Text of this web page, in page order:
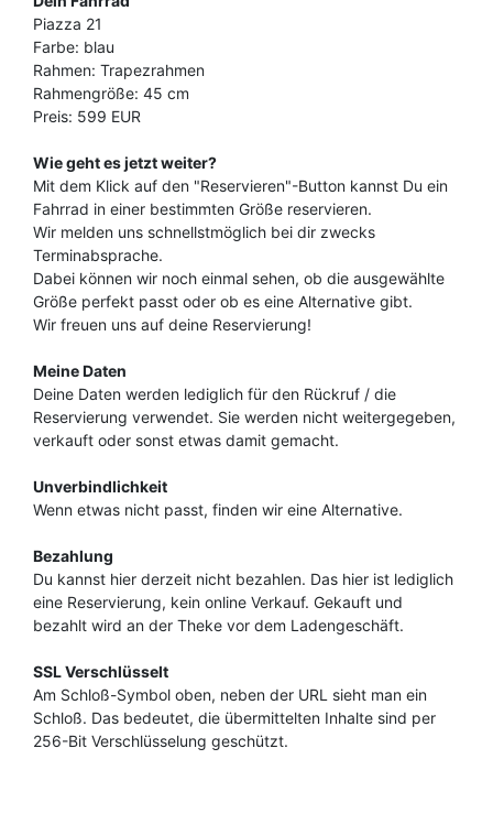
Piazza 21
Farbe: blau
Rahmen: Trapezrahmen
Rahmengröße: 45 cm
Preis: 599 EUR
Wie geht es jetzt weiter?
Mit dem Klick auf den "Reservieren"-Button kannst Du ein
Fahrrad in einer bestimmten Größe reservieren.
Wir melden uns schnellstmöglich bei dir zwecks
Terminabsprache.
Dabei können wir noch einmal sehen, ob die ausgewählte
Größe perfekt passt oder ob es eine Alternative gibt.
Wir freuen uns auf deine Reservierung!
Meine Daten
Deine Daten werden lediglich für den Rückruf / die
Reservierung verwendet. Sie werden nicht weitergegeben,
verkauft oder sonst etwas damit gemacht.
Unverbindlichkeit
Wenn etwas nicht passt, finden wir eine Alternative.
Bezahlung
Du kannst hier derzeit nicht bezahlen. Das hier ist lediglich
eine Reservierung, kein online Verkauf. Gekauft und
bezahlt wird an der Theke vor dem Ladengeschäft.
SSL Verschlüsselt
Am Schloß-Symbol oben, neben der URL sieht man ein
Schloß. Das bedeutet, die übermittelten Inhalte sind per
256-Bit Verschlüsselung geschützt.